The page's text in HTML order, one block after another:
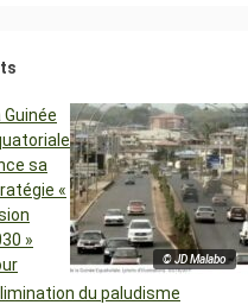
© JD Malabo
Guinée
sa
«
»
du paludisme